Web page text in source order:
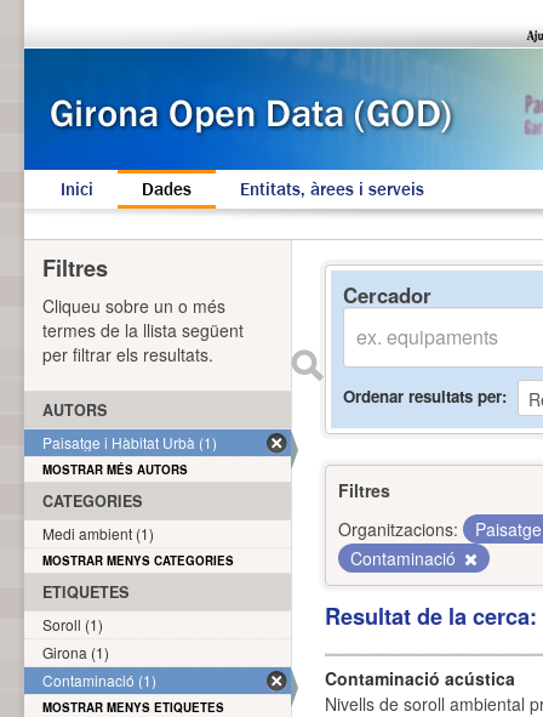
Inici Dades Entitats, àrees i serveis
Cercador
Ordenar resultats per
Filtres
Organitzacions:
Contaminació
Resultat de la
Contaminació acústica
Nivells de soroll ambiental
Filtres
Cliqueu sobre un o més
termes de la llista següent
per filtrar els resultats.
AUTORS
Paisatge i Hàbitat Urbà (1)
MOSTRAR MÉS AUTORS
CATEGORIES
Medi ambient (1)
MOSTRAR MENYS CATEGORIES
ETIQUETES
Soroll (1)
Girona (1)
Contaminació (1)
MOSTRAR MENYS ETIQUETES